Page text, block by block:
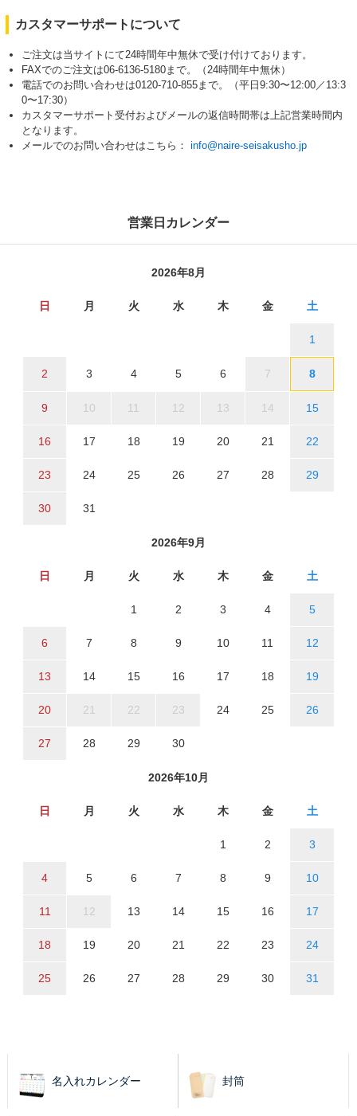
カスタマーサポートについて
ご注文は当サイトにて24時間年中無休で受け付けております。
FAXでのご注文は06-6136-5180まで。（24時間年中無休）
電話でのお問い合わせは0120-710-855まで。（平日9:30〜12:00／13:3
0〜17:30）
カスタマーサポート受付およびメールの返信時間帯は上記営業時間内
となります。
メールでのお問い合わせはこちら： info@naire-seisakusho.jp
営業日カレンダー
2026年8月
日 月 火 水 木 金 土
1
2 3 4 5 6 7 8
9 10 11 12 13 14 15
16 17 18 19 20 21 22
23 24 25 26 27 28 29
30 31
2026年9月
日 月 火 水 木 金 土
1 2 3 4 5
6 7 8 9 10 11 12
13 14 15 16 17 18 19
20 21 22 23 24 25 26
27 28 29 30
2026年10月
日 月 火 水 木 金 土
1 2 3
4 5 6 7 8 9 10
11 12 13 14 15 16 17
18 19 20 21 22 23 24
25 26 27 28 29 30 31
名入れカレンダー 封筒